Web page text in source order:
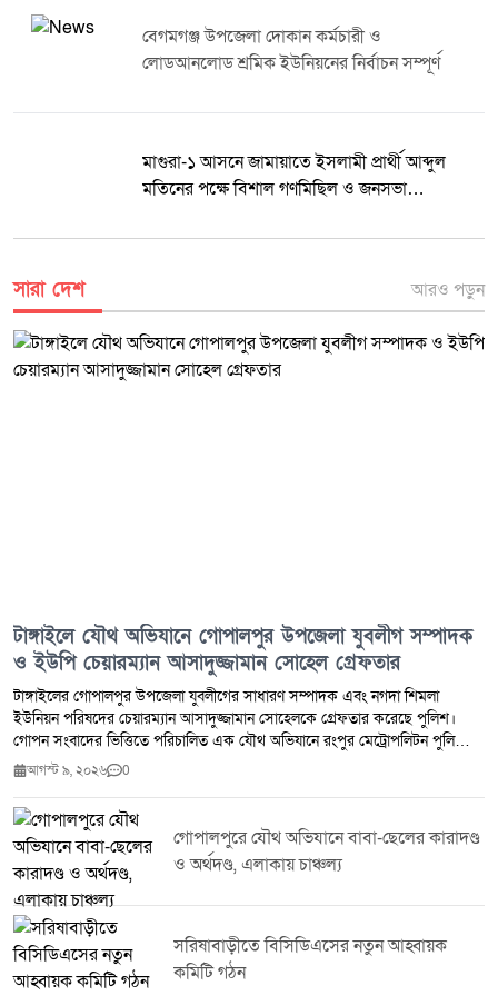
বিশেষ অবদান রাখা ব্যক্তি ও প্রতিষ্ঠানের প্রতিনিধিদের মাঝে সম্মাননা সনদ বিতরণ
এবং পরিবার পরিকল্পনা সেবার গুরুত্ব তুলে ধরতে গুরুত্বপূর্ণ ভূমিকা রাখবে বলে
বেগমগঞ্জ উপজেলা দোকান কর্মচারী ও
লোডআনলোড শ্রমিক ইউনিয়নের নির্বাচন সম্পূর্ণ
মাগুরা-১ আসনে জামায়াতে ইসলামী প্রার্থী আব্দুল
মতিনের পক্ষে বিশাল গণমিছিল ও জনসভা
সারা দেশ আরও পড়ুন
টাঙ্গাইলে যৌথ অভিযানে গোপালপুর উপজেলা যুবলীগ সম্পাদক
ও ইউপি চেয়ারম্যান আসাদুজ্জামান সোহেল গ্রেফতার
টাঙ্গাইলের গোপালপুর উপজেলা যুবলীগের সাধারণ সম্পাদক এবং নগদা শিমলা
ইউনিয়ন পরিষদের চেয়ারম্যান আসাদুজ্জামান সোহেলকে গ্রেফতার করেছে পুলিশ।
গোপন সংবাদের ভিত্তিতে পরিচালিত এক যৌথ অভিযানে রংপুর মেট্রোপলিটন পুলিশের
সহায়তায় গোপালপুর থানা পুলিশের একটি দল তাকে রংপুর কোতোয়ালী থানা এলাকা
নেতা অবশেষে আইনশৃঙ্খলা বাহিনীর জালে ধরা পড়লেন।পুলিশ প্রশাসন সূত্রে জানা যায়,
আসাদুজ্জামান সোহেলের বিরুদ্ধে একাধিক গুরুতর অভিযোগে মামলা রয়েছে।
গোপালপুর থানার ভারপ্রাপ্ত কর্মকর্তা (ওসি) বিষয়টি নিশ্চিত করে জানিয়েছেন,
গ্রেফতারকৃত চেয়ারম্যানের বিরুদ্ধে গোপালপুর থানাতেই দুটি পৃথক মামলা রয়েছে।
এছাড়া টাঙ্গাইলের মির্জাপুর থানাতেও তার বিরুদ্ধে একটি মামলা নথিভুক্ত রয়েছে। এসব
মামলায় তিনি এতদিন পুলিশের চোখ ফাঁকি দিয়ে বিভিন্ন স্থানে আত্মগোপন করে ছিলেন।
আইনশৃঙ্খলা বাহিনীর বিশেষ নজরদারি ও প্রযুক্তির সহায়তায় তার অবস্থান শনাক্ত করে
যৌথ অভিযান চালিয়ে তাকে গ্রেফতার করা হয়।অভিযান পরিচালনাকারী কর্মকর্তারা
জানান, আসাদুজ্জামান সোহেলকে গ্রেফতারের পর গোপালপুর থানায় নিয়ে আসা হয়েছে
আগস্ট ৯, ২০২৬ 0
গোপালপুরে যৌথ অভিযানে বাবা-ছেলের কারাদণ্ড
ও অর্থদণ্ড, এলাকায় চাঞ্চল্য
সরিষাবাড়ীতে বিসিডিএসের নতুন আহ্বায়ক
কমিটি গঠন